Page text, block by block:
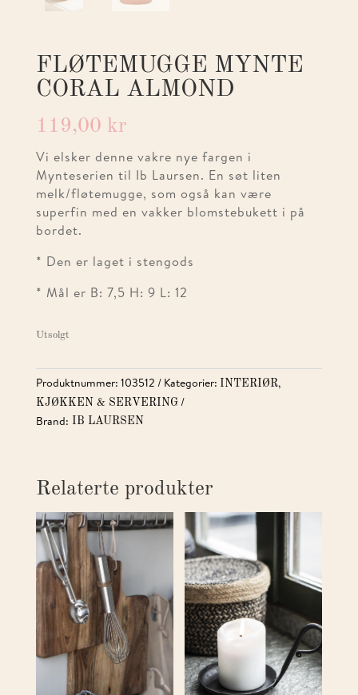
FLØTEMUGGE MYNTE
CORAL ALMOND
119,00 kr
Vi elsker denne vakre nye fargen i
Mynteserien til Ib Laursen. En søt liten
melk/fløtemugge, som også kan være
superfin med en vakker blomstebukett i på
bordet.
* Den er laget i stengods
* Mål er B: 7,5 H: 9 L: 12
Utsolgt
Produktnummer: 103512 Kategorier: INTERIØR,
KJØKKEN & SERVERING
Brand: IB LAURSEN
Relaterte produkter